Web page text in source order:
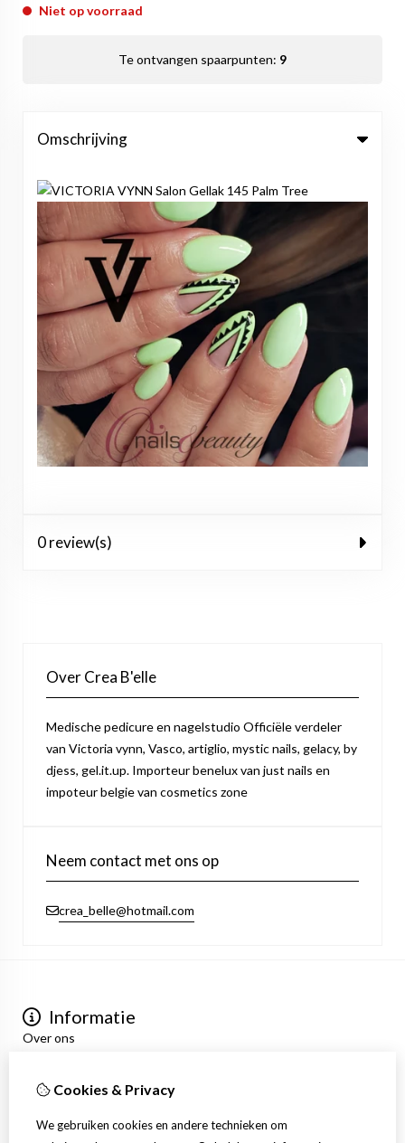
Niet op voorraad
Te ontvangen spaarpunten: 9
Omschrijving
0 review(s)
Over Crea B'elle
Medische pedicure en nagelstudio Officiële verdeler
van Victoria vynn, Vasco, artiglio, mystic nails, gelacy, by
djess, gel.it.up. Importeur benelux van just nails en
impoteur belgie van cosmetics zone
Neem contact met ons op
crea_belle@hotmail.com
Informatie
Over ons
Algemene voorwaarden
Mijn account
Inloggen
Cookies & Privacy
We gebruiken cookies en andere technieken om